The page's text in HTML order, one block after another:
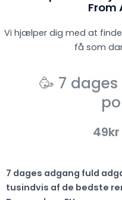
From
Vi hjælper dig med at
få som
🥳 7
49kr
7 dages adgang fuld
tusindvis af de bedste